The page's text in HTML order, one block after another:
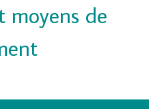
moyens de